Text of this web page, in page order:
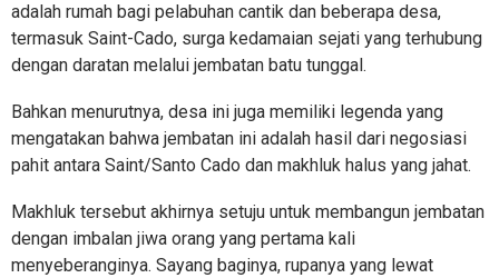
adalah rumah bagi pelabuhan cantik dan beberapa desa,
termasuk Saint-Cado, surga kedamaian sejati yang terhubung
dengan daratan melalui jembatan batu tunggal.
Bahkan menurutnya, desa ini juga memiliki legenda yang
mengatakan bahwa jembatan ini adalah hasil dari negosiasi
pahit antara Saint/Santo Cado dan makhluk halus yang jahat.
Makhluk tersebut akhirnya setuju untuk membangun jembatan
dengan imbalan jiwa orang yang pertama kali
menyeberanginya. Sayang baginya, rupanya yang lewat